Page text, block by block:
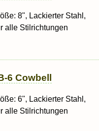
8", Lackierter Stahl,
alle Stilrichtungen
6 Cowbell
6", Lackierter Stahl,
alle Stilrichtungen